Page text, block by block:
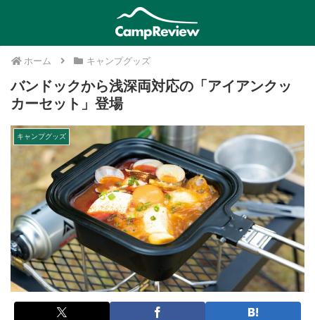
ホーム キャンプグッズ
バンドックから浅深両対応の「アイアンクッ
カーセット」登場
キャンプグッズ